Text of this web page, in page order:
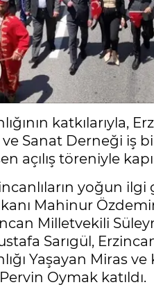
katkılarıyla,
Sanat Derneği iş
açılış töreniyle
yoğun
Mahinur
Milletvekili
Sarıgül,
Yaşayan Miras
Oymak katıldı.